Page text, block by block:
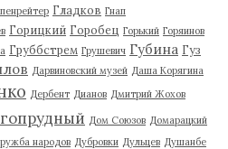
Гладков Гнап
Горицкий Горобец Горький Горяинов
Груббстрем Грушевич Губина Гуз
Дарвиновский музей Даша Корягина
Дербент Дианов Дмитрий Жохов
Дом Союзов Домарацкий
народов Дубровки Дульцев Душанбе